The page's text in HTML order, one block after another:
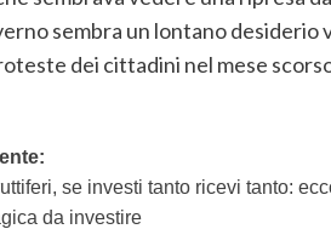
sembra un lontano desiderio
dei cittadini nel mese
se investi tanto ricevi tanto:
da investire